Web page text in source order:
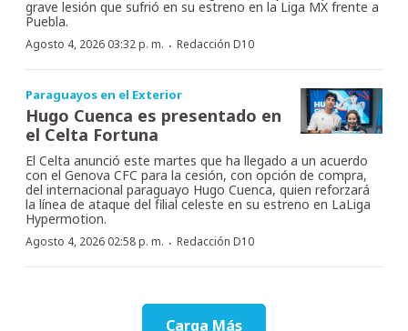
grave lesión que sufrió en su estreno en la Liga MX frente a
Puebla.
Agosto 4, 2026 03:32 p. m. · Redacción D10
Paraguayos en el Exterior
Hugo Cuenca es presentado en
el Celta Fortuna
El Celta anunció este martes que ha llegado a un acuerdo
con el Genova CFC para la cesión, con opción de compra,
del internacional paraguayo Hugo Cuenca, quien reforzará
la línea de ataque del filial celeste en su estreno en LaLiga
Hypermotion.
Agosto 4, 2026 02:58 p. m. · Redacción D10
Carga Más